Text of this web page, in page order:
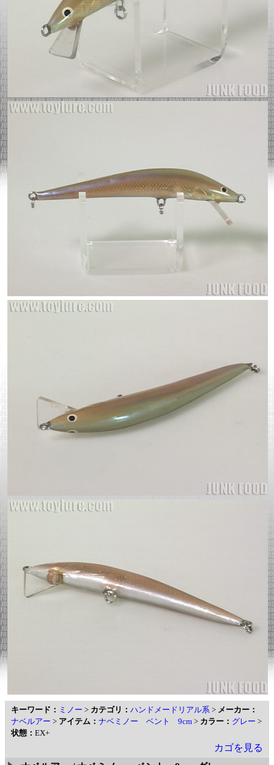
キーワード： ミノー > カテゴリ： ハンドメードリアル系 > メーカー：
ナベルアー > アイテム： ナベミノー ベント 9cm > カラー： グレー >
状態： EX+
カゴを見る